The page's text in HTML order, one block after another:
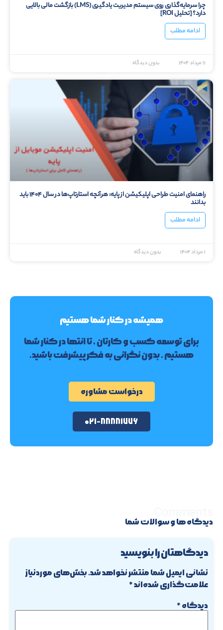
چرا سرمایه‌گذاری روی سیستم مدیریت یادگیری (LMS) بازگشت مالی بالایی
دارد؟ [تحلیل ROI]
ادامه مطلب
۱۱ مرداد ۱۴۰۴ بدون دیدگاه
راهنمای امنیت طراحی اپلیکیشن از پایه: هرآنچه استارتاپ‌ها در سال ۱۴۰۴ باید
بدانند
ادامه مطلب
۱ مرداد ۱۴۰۴ بدون دیدگاه
همیشه در کنار شما هستیم
برای توسعه کسب و کارتان ، تا انتها در کنار شما
هستیم . بدون نگرانی به فکر پیشرفت باشید.
درخواست مشاوره
۰۲۱-۸۸۸۸۱۷۷۶
دیدگاه ها و سوالات شما
دیدگاهتان را بنویسید
نشانی ایمیل شما منتشر نخواهد شد.بخش‌های موردنیاز
علامت‌گذاری شده‌اند*
دیدگاه*